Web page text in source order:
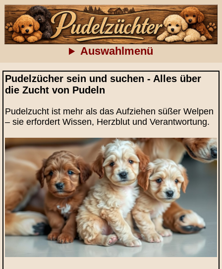
Auswahlmenü
Pudelzücher sein und suchen - Alles über
die Zucht von Pudeln
Pudelzucht ist mehr als das Aufziehen süßer Welpen
– sie erfordert Wissen, Herzblut und Verantwortung.